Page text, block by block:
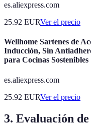
es.aliexpress.com
25.92 EURVer el precio
Wellhome Sartenes de
Inducción, Sin
para Cocinas Sostenibles
es.aliexpress.com
25.92 EURVer el precio
3. Evaluación